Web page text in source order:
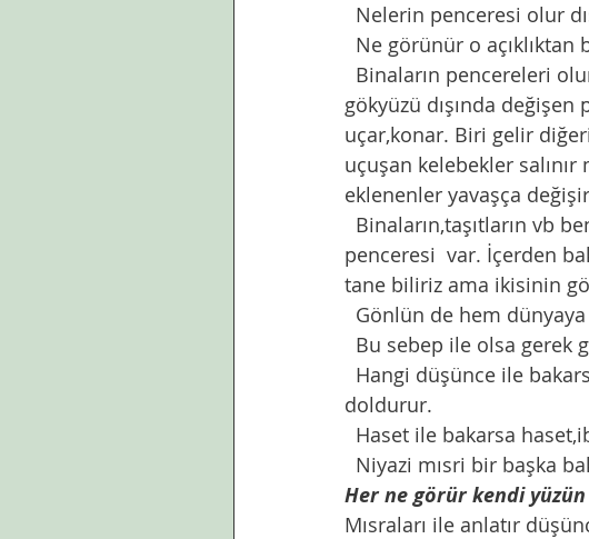
Nelerin penceresi olur
Ne görünür o açıklıktan
gökyüzü dışında
uçar,konar. Biri gelir
uçuşan kelebekler
eklenenler yavaşça
penceresi  var. İçerden
tane biliriz ama ikisinin
Gönlün de hem dünyaya
Bu sebep ile olsa gerek
doldurur.
Haset ile bakarsa
Niyazi mısri bir başka
Her ne görür kendi
Mısraları ile anlatır